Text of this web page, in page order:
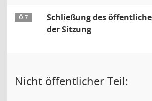
Ö 7
Schließung des
der Sitzung
Nicht öffentlicher Teil: